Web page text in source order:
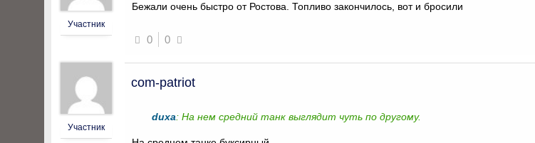
Участник
Бежали очень быстро от Ростова. Топливо закончилось, вот и бросили
0 0
Участник
com-patriot
duxa: На нем средний танк выглядит чуть по другому.